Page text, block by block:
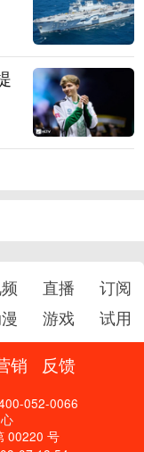
直播
订阅
游戏 试用
销 反馈
052-0066
00220 号